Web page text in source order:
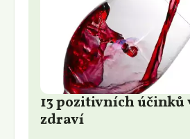
13 pozitivních účinků
zdraví